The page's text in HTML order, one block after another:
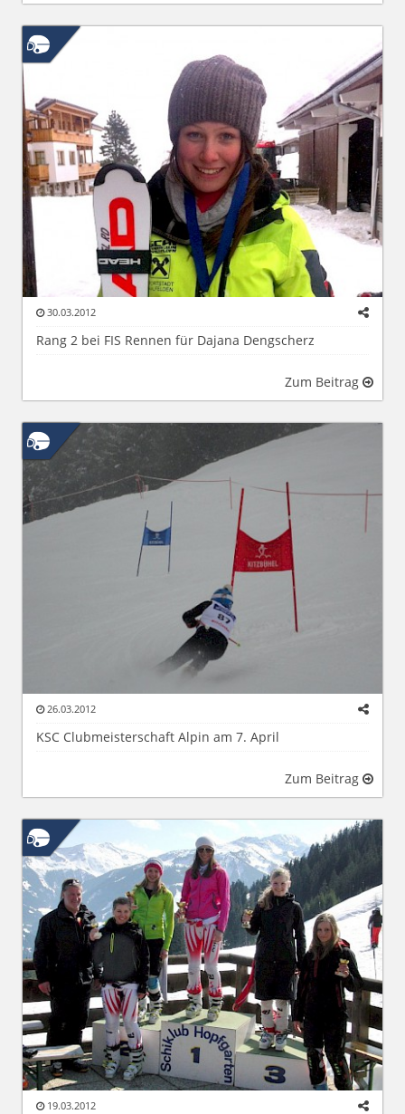
30.03.2012
Rang 2 bei FIS Rennen für Dajana Dengscherz
Zum Beitrag
26.03.2012
KSC Clubmeisterschaft Alpin am 7. April
Zum Beitrag
19.03.2012